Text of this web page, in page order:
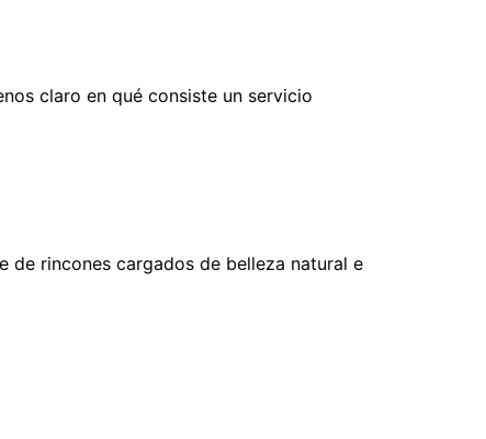
claro en qué consiste un servicio
de rincones cargados de belleza natural e